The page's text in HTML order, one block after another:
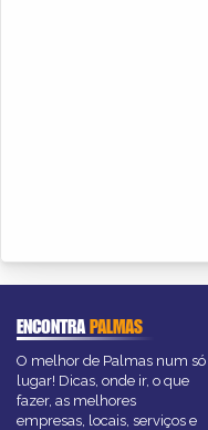
ENCONTRAPALMAS
O melhor de Palmas num só
lugar! Dicas, onde ir, o que
fazer, as melhores
empresas, locais, serviços e